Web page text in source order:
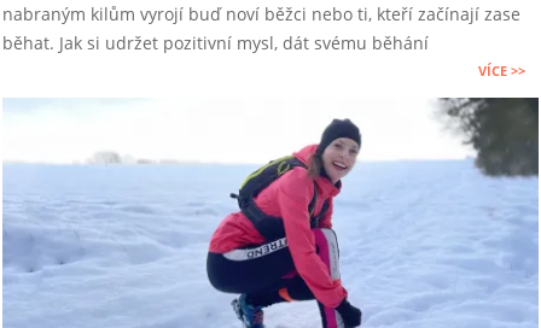
17
nabraným kilům vyrojí buď noví běžci nebo ti, kteří začínají zase
běhat. Jak si udržet pozitivní mysl, dát svému běhání
VÍCE >>